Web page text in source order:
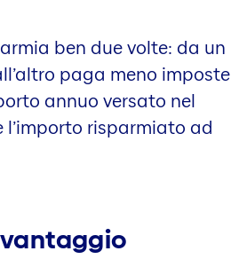
ben due volte: da un
paga meno imposte
annuo versato nel
l’importo risparmiato ad